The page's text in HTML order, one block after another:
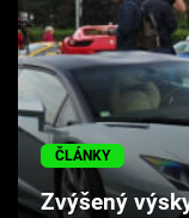
Seriály
Hry
Cool Esport
Pořady
ČLÁNKY
Zvýšený